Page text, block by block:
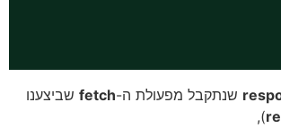
שנתקבל מפעולת ה-fetch שביצענו
),